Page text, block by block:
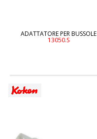
ADATTATORE PER BUSSOLE
13050.S